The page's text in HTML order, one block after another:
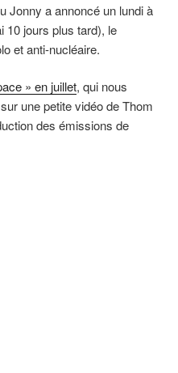
Jonny a annoncé un lundi à
10 jours plus tard), le
et anti-nucléaire.
» en juillet, qui nous
une petite vidéo de Thom
des émissions de